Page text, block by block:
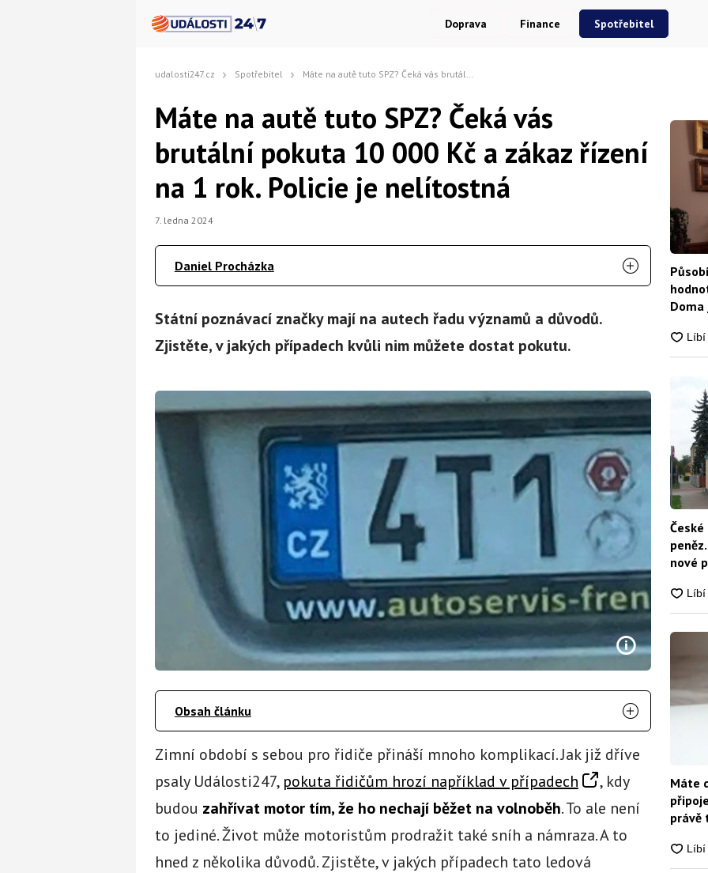
Doprava Finance Spotřebitel
udalosti247.cz Spotřebitel Máte na autě tuto SPZ? Čeká vás brutální pokuta 10 000 Kč a zákaz řízení na 1 rok. Policie je nelítostná
Máte na autě tuto SPZ? Čeká vás
brutální pokuta 10 000 Kč a zákaz řízení
na 1 rok. Policie je nelítostná
7. ledna 2024
Daniel Procházka
Státní poznávací značky mají na autech řadu významů a důvodů.
Zjistěte, v jakých případech kvůli nim můžete dostat pokutu.
Obsah článku
Zimní období s sebou pro řidiče přináší mnoho komplikací. Jak již dříve
psaly Události247, pokuta řidičům hrozí například v případech
, kdy
budou zahřívat motor tím, že ho nechají běžet na volnoběh. To ale není
to jediné. Život může motoristům prodražit také sníh a námraza. A to
hned z několika důvodů. Zjistěte, v jakých případech tato ledová
nové
Máte
právě